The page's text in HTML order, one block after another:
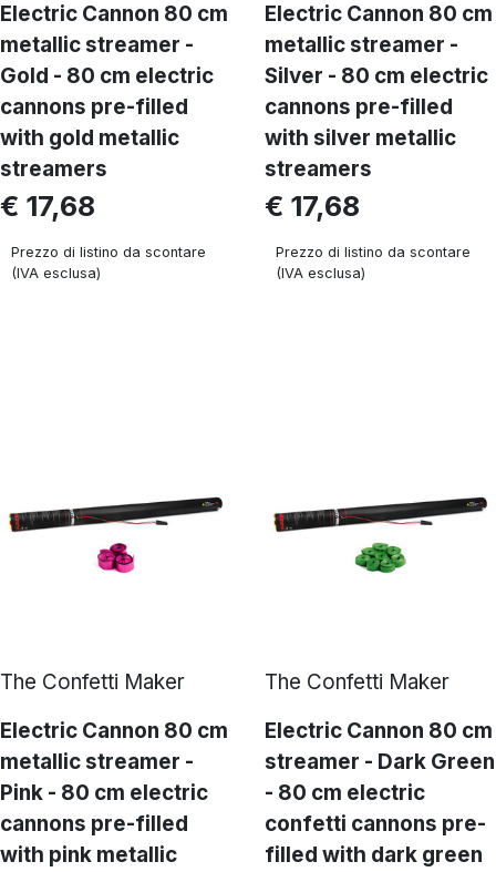
Electric Cannon 80 cm
metallic streamer -
Gold - 80 cm electric
cannons pre-filled
with gold metallic
streamers
€ 17,68
Prezzo di listino da scontare
(IVA esclusa)
Electric Cannon 80 cm
metallic streamer -
Silver - 80 cm electric
cannons pre-filled
with silver metallic
streamers
€ 17,68
Prezzo di listino da scontare
(IVA esclusa)
The Confetti Maker
Electric Cannon 80 cm
metallic streamer -
Pink - 80 cm electric
cannons pre-filled
with pink metallic
The Confetti Maker
Electric Cannon 80 cm
streamer - Dark Green
- 80 cm electric
confetti cannons pre-
filled with dark green